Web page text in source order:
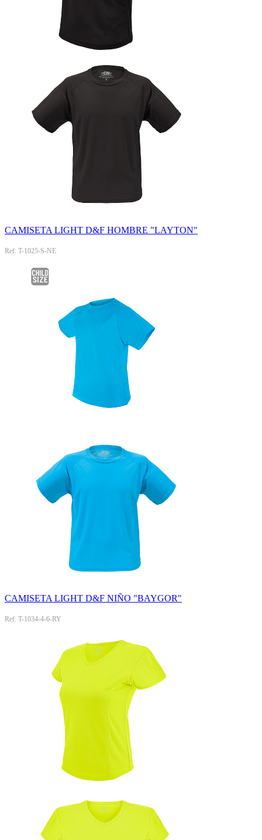
CAMISETA LIGHT D&F HOMBRE "LAYTON"
Ref: T-1025-S-NE
CAMISETA LIGHT D&F NIÑO "BAYGOR"
Ref: T-1034-4-6-RY